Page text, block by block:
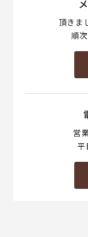
頂きま
順
営
平